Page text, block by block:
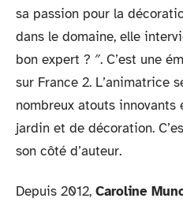
sa passion pour la
dans le domaine, elle
bon expert ? ″. C’est une
sur France 2. L’animatrice
nombreux atouts innovants
jardin et de décoration.
son côté d’auteur.
Depuis 2012, Caroline